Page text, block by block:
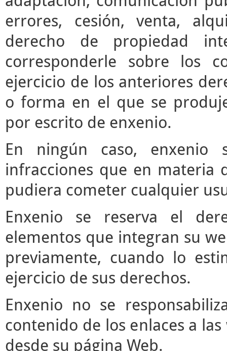
errores, cesión, venta,
derecho de propiedad
corresponderle sobre los
ejercicio de los anteriores
o forma en el que se
por escrito de enxenio.
En ningún caso, enxenio
infracciones que en materia
pudiera cometer cualquier
Enxenio se reserva el
elementos que integran su
previamente, cuando lo
ejercicio de sus derechos.
Enxenio no se
contenido de los enlaces a
desde su página Web.